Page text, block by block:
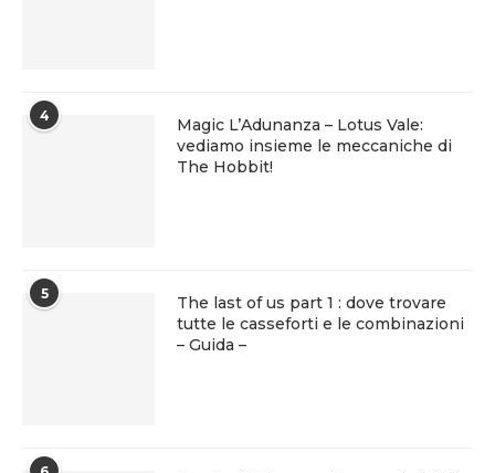
4
Magic L’Adunanza – Lotus Vale:
vediamo insieme le meccaniche di
The Hobbit!
5
The last of us part 1 : dove trovare
tutte le casseforti e le combinazioni
– Guida –